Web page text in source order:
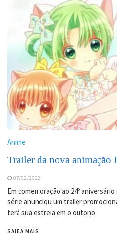
Anime
Trailer da nova animação
07/02/2022
Em comemoração ao 24º
série anunciou um trailer
terá sua estreia em o outono.
SAIBA MAIS